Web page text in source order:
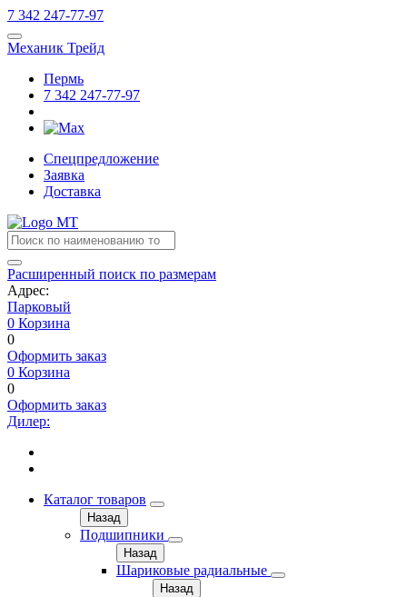
7 342 247-77-97
Механик Трейд
Пермь
7 342 247-77-97
Спецпредложение
Заявка
Доставка
Расширенный поиск по размерам
Адрес:
Парковый
0 Корзина
0
Оформить заказ
0 Корзина
0
Оформить заказ
Дилер:
Каталог товаров
Назад
Подшипники
Назад
Шариковые радиальные
Назад